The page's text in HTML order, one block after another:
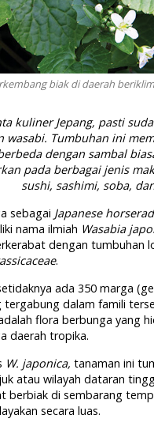
biak di daerah
kuliner Jepang, pasti
wasabi. Tumbuhan ini
dengan sambal
pada berbagai jenis
sushi, sashimi, soba,
sebagai Japanese
nama ilmiah Wasabia
dengan tumbuhan
.
ada 350 marga
tergabung dalam famili
flora berbunga yang
daerah tropika.
W. japonica,tanaman ini
atau wilayah dataran
berbiak di sembarang
secara luas.